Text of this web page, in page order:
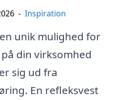
- Inspiration
unik mulighed for
din virksomhed
sig ud fra
En refleksvest